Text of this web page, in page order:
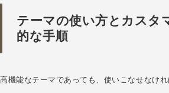
テーマの使い方とカスタ
的な手順
高機能なテーマであっても、使いこなせなけれ